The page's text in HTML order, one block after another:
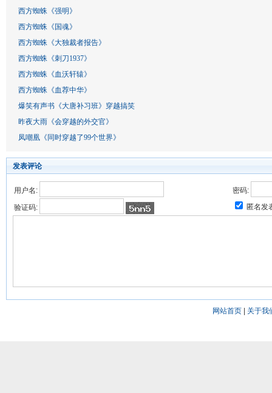
西方蜘蛛《强明》
西方蜘蛛《国魂》
西方蜘蛛《大独裁者报告》
西方蜘蛛《刺刀1937》
西方蜘蛛《血沃轩辕》
西方蜘蛛《血荐中华》
爆笑有声书《大唐补习班》穿越搞笑
昨夜大雨《会穿越的外交官》
凤嘲凰《同时穿越了99个世界》
发表评论
用户名:
密码:
验证码:
匿名发
网站首页| 关于我